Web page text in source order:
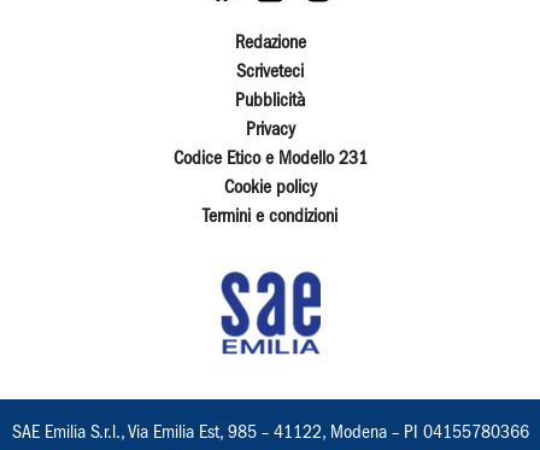
Redazione
Scriveteci
Pubblicità
Privacy
Codice Etico e Modello 231
Cookie policy
Termini e condizioni
SAE Emilia S.r.l., Via Emilia Est, 985 – 41122, Modena – PI 04155780366